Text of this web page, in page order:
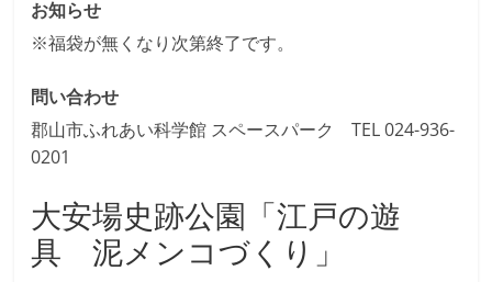
お知らせ
※福袋が無くなり次第終了です。
問い合わせ
郡山市ふれあい科学館 スペースパーク TEL 024-936-
0201
大安場史跡公園「江戸の遊
具 泥メンコづくり」